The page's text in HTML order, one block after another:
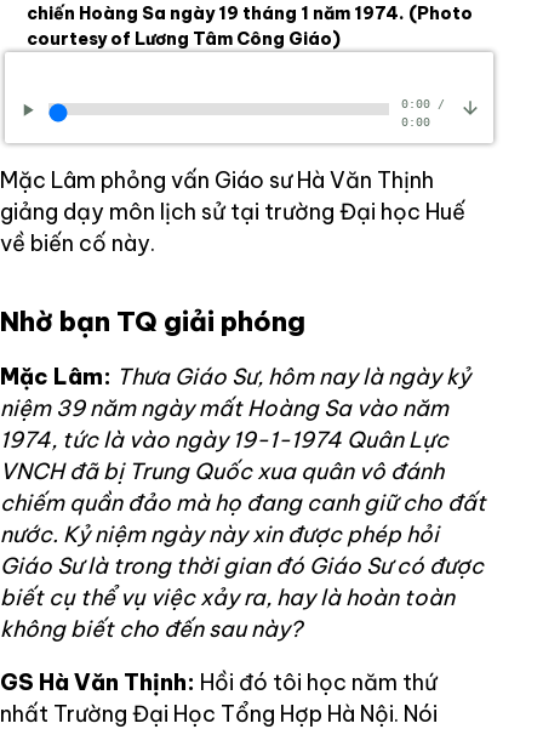
chiến Hoàng Sa ngày 19 tháng 1 năm 1974. (Photo
courtesy of Lương Tâm Công Giáo)
0:00/
0:00
Mặc Lâm phỏng vấn Giáo sư Hà Văn Thịnh
giảng dạy môn lịch sử tại trường Đại học Huế
về biến cố này.
Nhờ bạn TQ giải phóng
Mặc Lâm: Thưa Giáo Sư, hôm nay là ngày kỷ
niệm 39 năm ngày mất Hoàng Sa vào năm
1974, tức là vào ngày 19-1-1974 Quân Lực
VNCH đã bị Trung Quốc xua quân vô đánh
chiếm quần đảo mà họ đang canh giữ cho đất
nước. Kỷ niệm ngày này xin được phép hỏi
Giáo Sư là trong thời gian đó Giáo Sư có được
biết cụ thể vụ việc xảy ra, hay là hoàn toàn
không biết cho đến sau này?
GS Hà Văn Thịnh: Hồi đó tôi học năm thứ
nhất Trường Đại Học Tổng Hợp Hà Nội. Nói